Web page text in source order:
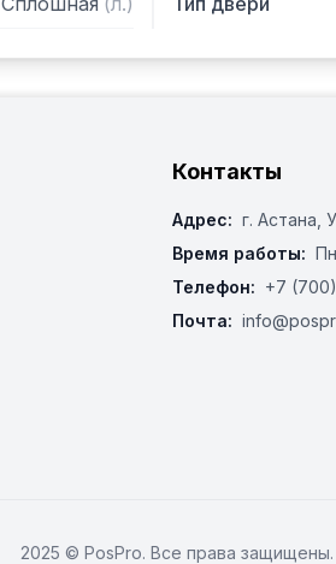
Контакты
Адрес: г. Астана,
Время работы:
Телефон: +7
Почта:
2025 © PosPro. Все права защищены.